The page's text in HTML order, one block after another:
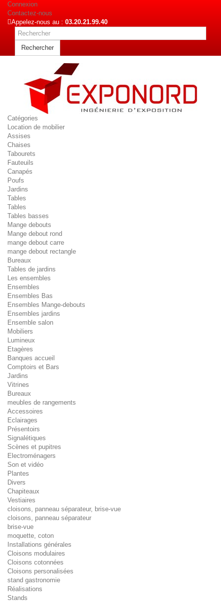
Connexion
Contactez-nous
Appelez-nous au : 03.20.21.99.40
Rechercher
Catégories
Location de mobilier
Assises
Chaises
Tabourets
Fauteuils
Canapés
Poufs
Jardins
Tables
Tables
Tables basses
Mange debouts
Mange debout rond
mange debout carre
mange debout rectangle
Bureaux
Tables de jardins
Les ensembles
Ensembles
Ensembles Bas
Ensembles Mange-debouts
Ensembles jardins
Ensemble salon
Mobiliers
Lumineux
Etagères
Banques accueil
Comptoirs et Bars
Jardins
Vitrines
Bureaux
meubles de rangements
Accessoires
Eclairages
Présentoirs
Signalétiques
Scènes et pupitres
Electroménagers
Son et vidéo
Plantes
Divers
Chapiteaux
Vestiaires
cloisons, panneau séparateur, brise-vue
cloisons, panneau séparateur
brise-vue
moquette, coton
Installations générales
Cloisons modulaires
Cloisons cotonnées
Cloisons personalisées
stand gastronomie
Réalisations
Stands